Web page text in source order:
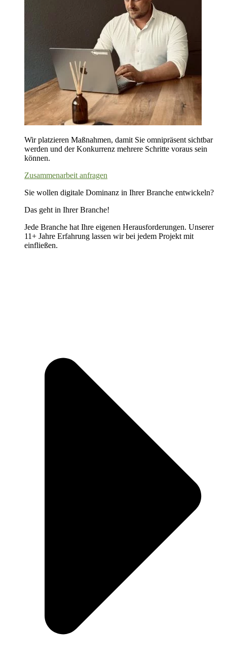
Wir platzieren Maßnahmen, damit Sie omnipräsent sichtbar
werden und der Konkurrenz mehrere Schritte voraus sein
können.
Zusammenarbeit anfragen
Sie wollen digitale Dominanz in Ihrer Branche entwickeln?
Das geht in Ihrer Branche!
Jede Branche hat Ihre eigenen Herausforderungen. Unserer
11+ Jahre Erfahrung lassen wir bei jedem Projekt mit
einfließen.